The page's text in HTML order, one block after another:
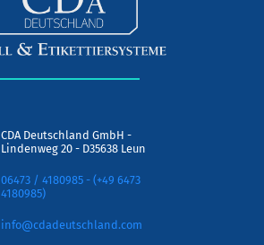
CDA Deutschland GmbH -
Lindenweg 20 - D35638 Leun
06473 / 4180985 - (+49 6473
4180985)
info@cdadeutschland.com